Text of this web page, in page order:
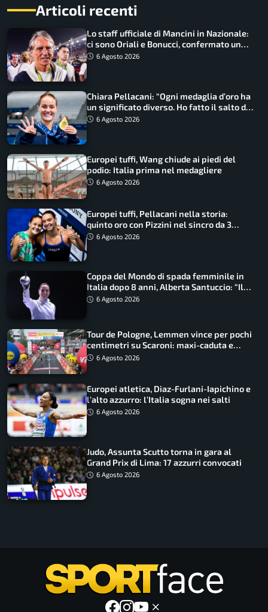
Articoli recenti
Lo staff ufficiale di Mancini in Nazionale:
ci sono Oriali e Bonucci, confermato un
ritorno
6 Agosto 2026
Chiara Pellacani: “Ogni medaglia d’oro ha
un significato diverso. Ho fatto il salto di
qualità”
6 Agosto 2026
Europei tuffi, Wang chiude ai piedi del
podio: Italia prima nel medagliere
6 Agosto 2026
Europei tuffi, Pellacani nella storia:
quinto oro con Pizzini nel sincro da 3
metri
6 Agosto 2026
Coppa del Mondo di spada femminile in
Italia dopo 8 anni, Alberta Santuccio: “Il
lavoro dà sempre i suoi frutti”
6 Agosto 2026
Tour de Pologne, Lemmen vince per pochi
centimetri su Scaroni: maxi-caduta e
tappa accorciata
6 Agosto 2026
Europei atletica, Diaz-Furlani-Iapichino e
l’alto azzurro: l’Italia sogna nei salti
6 Agosto 2026
Judo, Assunta Scutto torna in gara al
Grand Prix di Lima: 17 azzurri convocati
6 Agosto 2026